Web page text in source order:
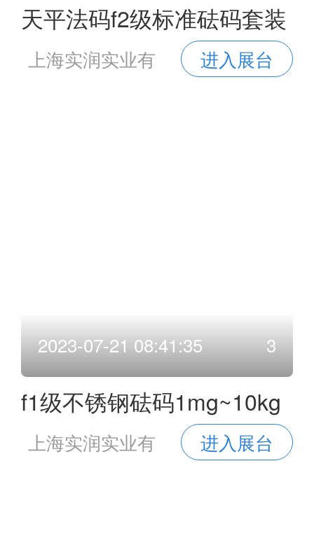
天平法码f2级标准砝码套装
上海实润实业有
进入展台
2023-07-21 08:41:35 3
f1级不锈钢砝码1mg~10kg
套装法码
上海实润实业有
进入展台